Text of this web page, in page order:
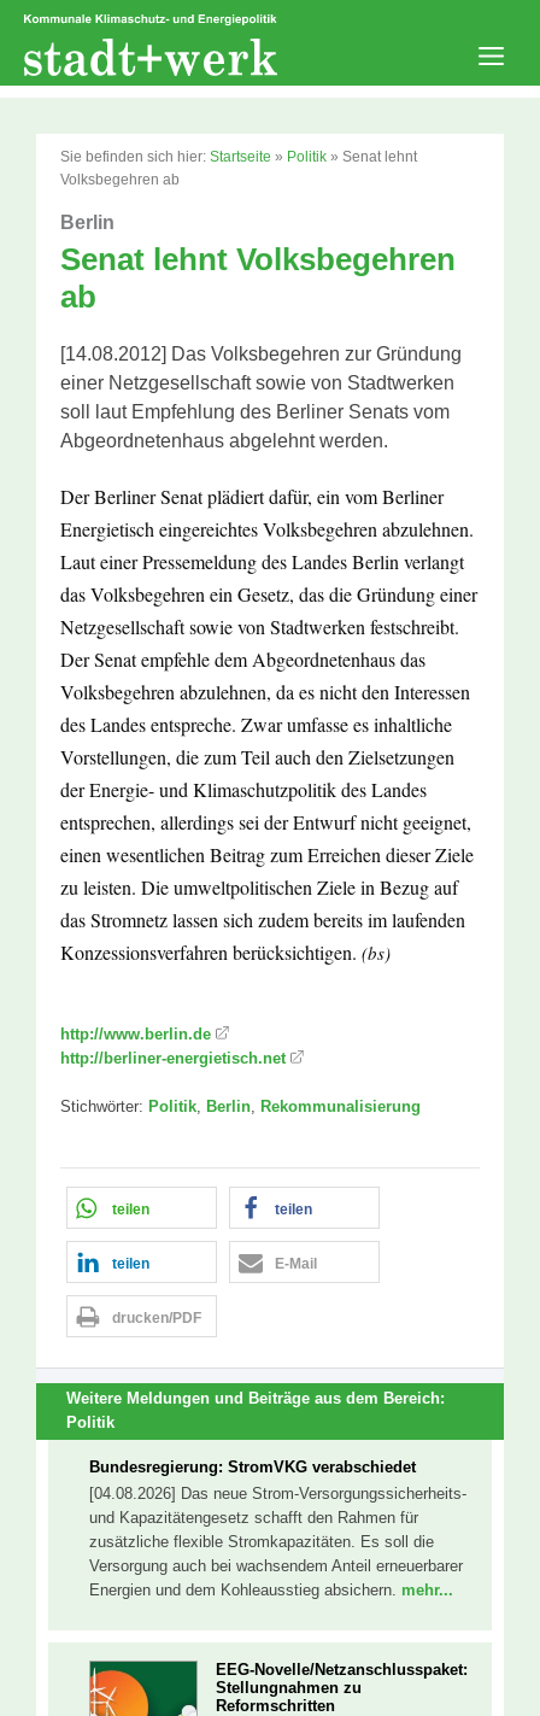
Zum
springen
Sie befinden sich hier: Startseite » Politik » Senat lehnt
Volksbegehren ab
Berlin
Senat lehnt Volksbegehren
ab
[14.08.2012] Das Volksbegehren zur Gründung
einer Netzgesellschaft sowie von Stadtwerken
soll laut Empfehlung des Berliner Senats vom
Abgeordnetenhaus abgelehnt werden.
Der Berliner Senat plädiert dafür, ein vom Berliner
Energietisch eingereichtes Volksbegehren abzulehnen.
Laut einer Pressemeldung des Landes Berlin verlangt
das Volksbegehren ein Gesetz, das die Gründung einer
Netzgesellschaft sowie von Stadtwerken festschreibt.
Der Senat empfehle dem Abgeordnetenhaus das
Volksbegehren abzulehnen, da es nicht den Interessen
des Landes entspreche. Zwar umfasse es inhaltliche
Vorstellungen, die zum Teil auch den Zielsetzungen
der Energie- und Klimaschutzpolitik des Landes
entsprechen, allerdings sei der Entwurf nicht geeignet,
einen wesentlichen Beitrag zum Erreichen dieser Ziele
zu leisten. Die umweltpolitischen Ziele in Bezug auf
das Stromnetz lassen sich zudem bereits im laufenden
Konzessionsverfahren berücksichtigen. (bs)
http://www.berlin.de
http://berliner-energietisch.net
Stichwörter: Politik, Berlin, Rekommunalisierung
teilen teilen
teilen E-Mail
drucken/PDF
Weitere Meldungen und Beiträge aus dem Bereich:
Politik
Bundesregierung: StromVKG verabschiedet
[04.08.2026] Das neue Strom-Versorgungssicherheits-
und Kapazitätengesetz schafft den Rahmen für
zusätzliche flexible Stromkapazitäten. Es soll die
Versorgung auch bei wachsendem Anteil erneuerbarer
Energien und dem Kohleausstieg absichern. mehr...
EEG-Novelle/Netzanschlusspaket:
Stellungnahmen zu
Reformschritten